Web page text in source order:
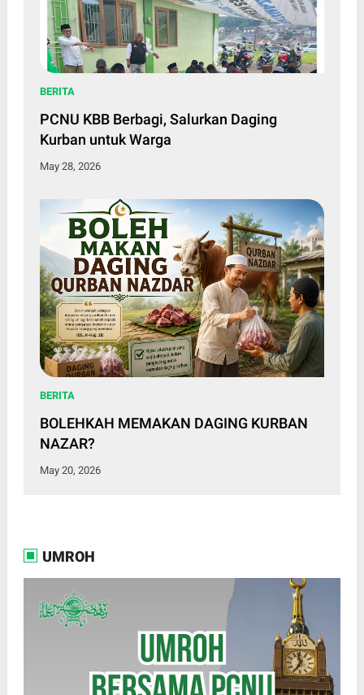
BERITA
PCNU KBB Berbagi, Salurkan Daging
Kurban untuk Warga
May 28, 2026
BERITA
BOLEHKAH MEMAKAN DAGING KURBAN
NAZAR?
May 20, 2026
UMROH